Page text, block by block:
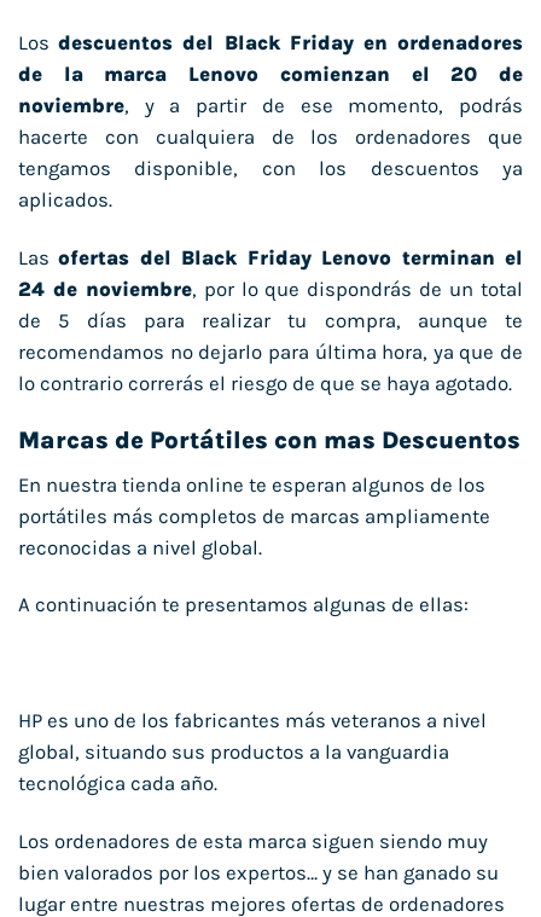
Losdescuentos del Black Friday en ordenadores
de la marca Lenovo comienzan el 20 de
noviembre, y a partir de ese momento, podrás
hacerte con cualquiera de los ordenadores que
tengamos disponible, con los descuentos ya
aplicados.
Lasofertas del Black Friday Lenovo terminan el
24 de noviembre, por lo que dispondrás de un total
de 5 días para realizar tu compra, aunque te
recomendamos no dejarlo para última hora, ya que de
lo contrario correrás el riesgo de que se haya agotado.
Marcas de Portátiles con mas Descuentos
En nuestra tienda online te esperan algunos de los
portátiles más completos de marcas ampliamente
reconocidas a nivel global.
A continuación te presentamos algunas de ellas:
HP es uno de los fabricantes más veteranos a nivel
global, situando sus productos a la vanguardia
tecnológica cada año.
Los ordenadores de esta marca siguen siendo muy
bien valorados por los expertos… y se han ganado su
lugar entre nuestras mejores ofertas de ordenadores